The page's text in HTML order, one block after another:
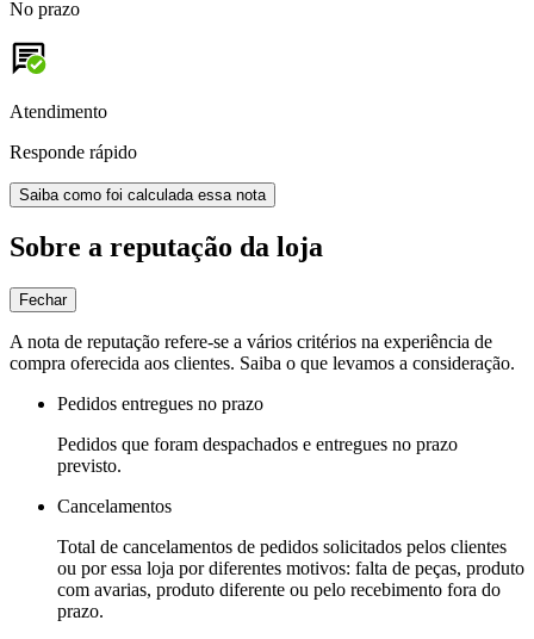
No prazo
Atendimento
Responde rápido
Saiba como foi calculada essa nota
Sobre a reputação da loja
Fechar
A nota de reputação refere-se a vários critérios na experiência de
compra oferecida aos clientes. Saiba o que levamos a consideração.
Pedidos entregues no prazo
Pedidos que foram despachados e entregues no prazo
previsto.
Cancelamentos
Total de cancelamentos de pedidos solicitados pelos clientes
ou por essa loja por diferentes motivos: falta de peças, produto
com avarias, produto diferente ou pelo recebimento fora do
prazo.